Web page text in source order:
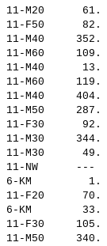
11-M20      61.
11-F50      82.
11-M40     352.
11-M60     109.
11-M40      13.
11-M60     119.
11-M40     404.
11-M50     287.
11-F30      92.
11-M30     344.
11-M30      49.
11-NW      ---
6-KM         1.
11-F20      70.
6-KM        33.
11-F30     105.
11-M50     340.